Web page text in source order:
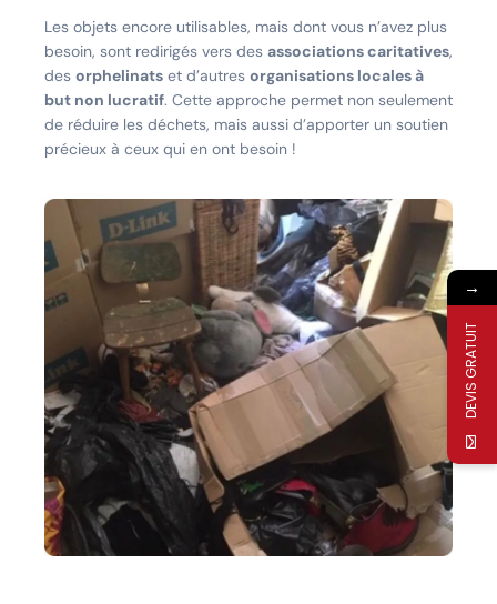
Les objets encore utilisables, mais dont vous n’avez plus
besoin, sont redirigés vers des associations caritatives,
des orphelinats et d’autres organisations locales à
but non lucratif. Cette approche permet non seulement
de réduire les déchets, mais aussi d’apporter un soutien
précieux à ceux qui en ont besoin !
→
DEVIS GRATUIT